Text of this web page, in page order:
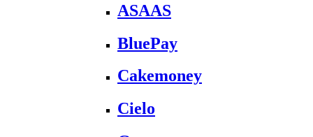
ASAAS
BluePay
Cakemoney
Cielo